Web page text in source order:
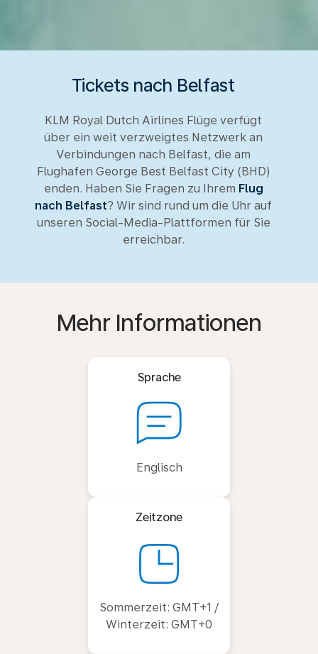
Tickets nach Belfast
KLM Royal Dutch Airlines Flüge verfügt
über ein weit verzweigtes Netzwerk an
Verbindungen nach Belfast, die am
Flughafen George Best Belfast City (BHD)
enden. Haben Sie Fragen zu Ihrem Flug
nach Belfast? Wir sind rund um die Uhr auf
unseren Social-Media-Plattformen für Sie
erreichbar.
Mehr Informationen
Sprache
Englisch
Zeitzone
Sommerzeit: GMT+1 /
Winterzeit: GMT+0